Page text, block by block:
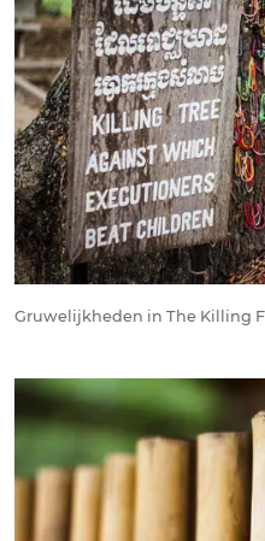
Gruwelijkheden in The Killing